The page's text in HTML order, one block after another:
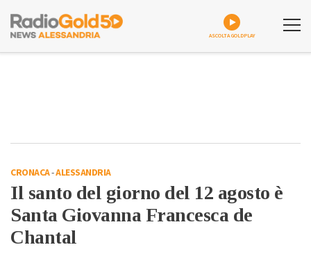
ASCOLTA GOLDPLAY
CRONACA-ALESSANDRIA
Il santo del giorno del 12 agosto è
Santa Giovanna Francesca de
Chantal